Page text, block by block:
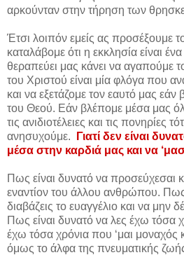
αρκούνταν στην τήρηση των
Έτσι λοιπόν εμείς ας προσέξουμε
καταλάβομε ότι η εκκλησία είναι
θεραπεύει μας κάνει να αγαπούμε
του Χριστού είναι μία φλόγα που
και να εξετάζομε τον εαυτό μας
του Θεού. Εάν βλέπομε μέσα μας
τις ανιδιοτέλειες και τις πονηρίες
ανησυχούμε.
Γιατί δεν είναι
μέσα στην καρδιά μας και να
Πως είναι δυνατό να προσεύχεσαι
εναντίον του άλλου ανθρώπου. Πως
διαβάζεις το ευαγγέλιο και να μην
Πως είναι δυνατό να λες έχω τόσα
έχω τόσα χρόνια που ‘μαι μοναχός
όμως το άλφα της πνευματικής